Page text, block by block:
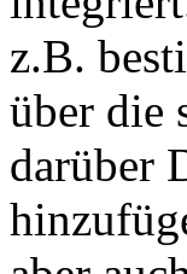
z.B.
über die
darüber